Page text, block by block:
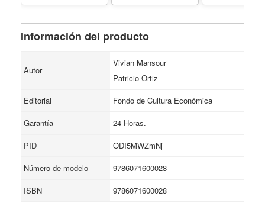
Información del producto
Autor
Vivian Mansour
Patricio Ortiz
Editorial
Fondo de Cultura Económica
Garantía
24 Horas.
PID
ODI5MWZmNj
Número de modelo
9786071600028
ISBN
9786071600028